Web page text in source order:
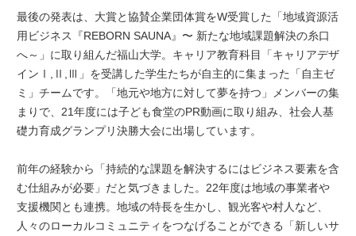
最後の発表は、大賞と協賛企業団体賞をW受賞した「地域資源活
⽤ビジネス『REBORN SAUNA』〜 新たな地域課題解決の⽷⼝
へ～」に取り組んだ福山大学。キャリア教育科目「キャリアデザ
インⅠ,Ⅱ,Ⅲ」を受講した学生たちが自主的に集まった「自主ゼ
ミ」チームです。「地元や地方に対して夢を持つ」メンバーの集
まりで、21年度には子ども食堂のPR動画に取り組み、社会人基
礎力育成グランプリ決勝大会に出場しています。
前年の経験から「持続的な課題を解決するにはビジネス要素を含
む仕組みが必要」だと気づきました。22年度は地域の事業者や
支援機関とも連携。地域の特長を生かし、観光客や村人など、
人々のローカルコミュニティをつなげることができる「新しいサ